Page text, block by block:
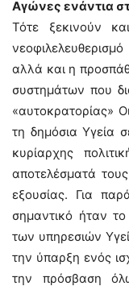
Αγώνες ενάντια
Τότε ξεκινούν
αλλά και η
συστημάτων που
«αυτοκρατορίας»
τη δημόσια Υγεία
κυρίαρχης
αποτελέσματά
εξουσίας. Για
σημαντικό ήταν το
των υπηρεσιών
την ύπαρξη ενός
την πρόσβαση